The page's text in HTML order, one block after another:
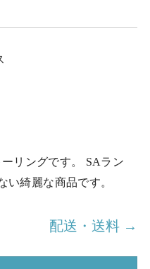
リングです。 SAラン
い綺麗な商品です。
配送・送料 →